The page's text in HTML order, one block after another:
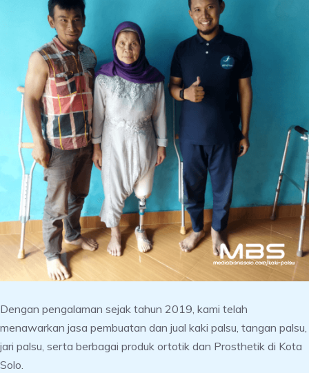
Dengan pengalaman sejak tahun 2019, kami telah
menawarkan jasa pembuatan dan jual kaki palsu, tangan palsu,
jari palsu, serta berbagai produk ortotik dan Prosthetik di Kota
Solo.